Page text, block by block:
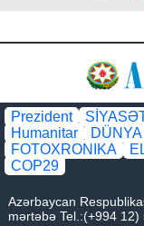
Prezident
Humanitar
DÜNYA
FOTOXRONIKA
COP29
Azərbaycan
mərtəbə Tel.:(+994